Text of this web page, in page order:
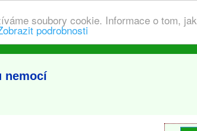
soubory cookie. Informace o tom, jak
podrobnosti
nemocí